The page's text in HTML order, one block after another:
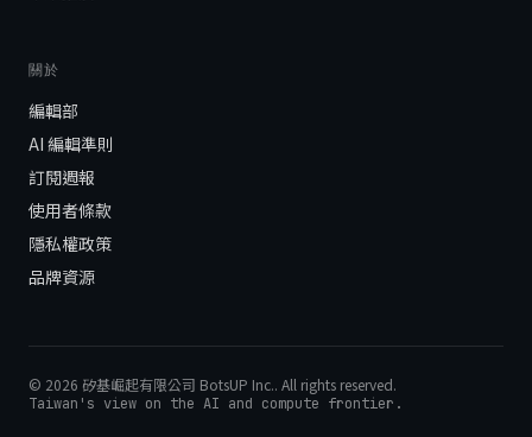
關於
編輯部
AI 編輯準則
訂閱週報
使用者條款
隱私權政策
品牌資源
© 2026 矽基崛起有限公司 BotsUP Inc.. All rights reserved.
Taiwan's view on the AI and compute frontier.